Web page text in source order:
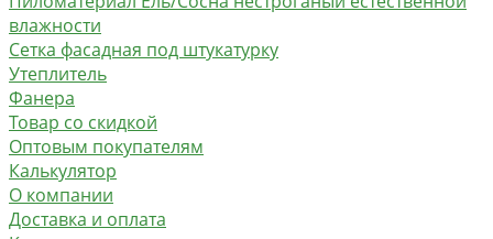
влажности
Сетка фасадная под штукатурку
Утеплитель
Фанера
Товар со скидкой
Оптовым покупателям
Калькулятор
О компании
Доставка и оплата